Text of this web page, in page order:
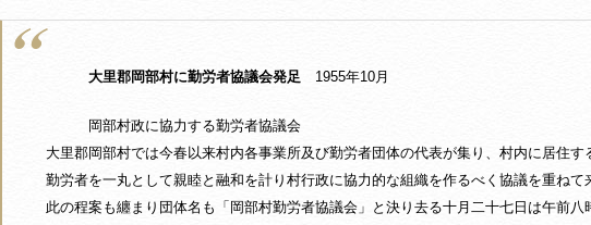
大里郡岡部村に勤労者協議会発足 1955年10月
岡部村政に協力する勤労者協議会
大里郡岡部村では今春以来村内各事業所及び勤労者団体の代表が集り、村内に居住す
勤労者を一丸として親睦と融和を計り村行政に協力的な組織を作るべく協議を重ねて
此の程案も纏まり団体名も「岡部村勤労者協議会」と決り去る十月二十七日は午前八